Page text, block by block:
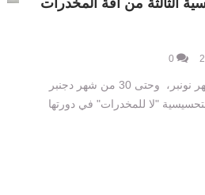
الثالثة من آفة المخدرات
0
تنطلق في الثالث من شهر نونبر، وحتى 30 من شهر دجنبر
التحسيسية "لا للمخدرات" في دورتها